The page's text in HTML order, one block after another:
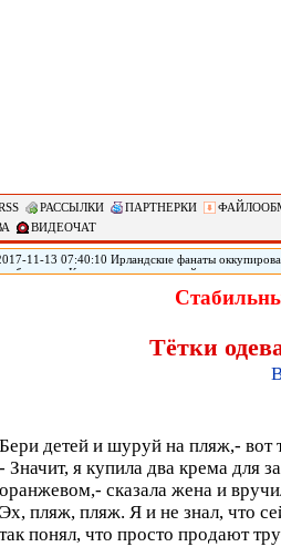
РАССЫЛКИ ПАРТНЕРКИ
ВИДЕОЧАТ
11-13 07:40:10 Ирландские фанаты
в Копенгаген на стыковой матч с
Тётки
Бери детей и шуруй на пляж,- вот
- Значит, я купила два крема для
оранжевом,- сказала жена и
Эх, пляж, пляж. Я и не знал, что
так понял, что просто продают